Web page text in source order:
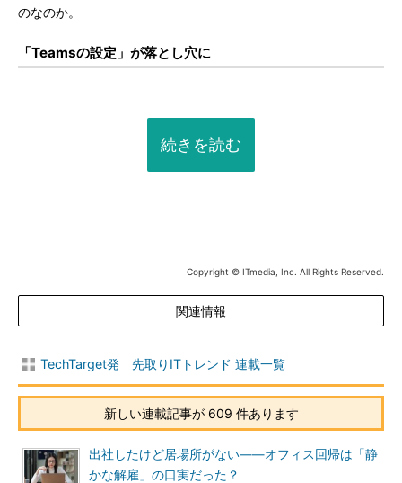
のなのか。
「Teamsの設定」が落とし穴に
続きを読む
Copyright © ITmedia, Inc. All Rights Reserved.
関連情報
TechTarget発 先取りITトレンド 連載一覧
新しい連載記事が 609 件あります
出社したけど居場所がない――オフィス回帰は「静
かな解雇」の口実だった？